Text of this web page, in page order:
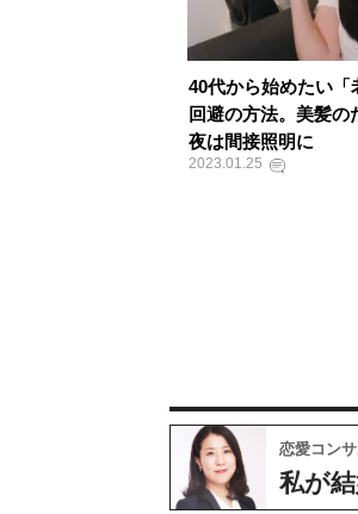
40代から始めたい「
回避の方法。美髪の
夜は間接照明に
2023.01.25
恋愛コン
私が